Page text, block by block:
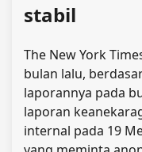
stabil
The New York
bulan lalu,
laporannya pada
laporan
internal pada 19